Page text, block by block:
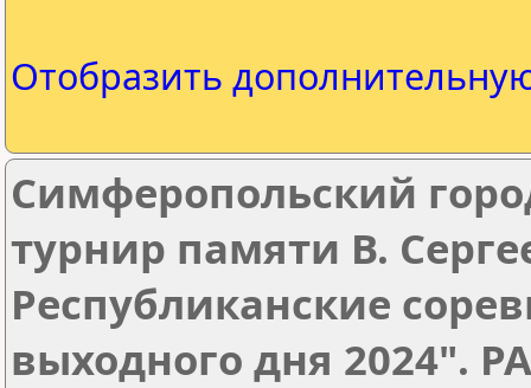
Отобразить
Симферопольский
турнир памяти В.
Республиканские
выходного дня 2024".